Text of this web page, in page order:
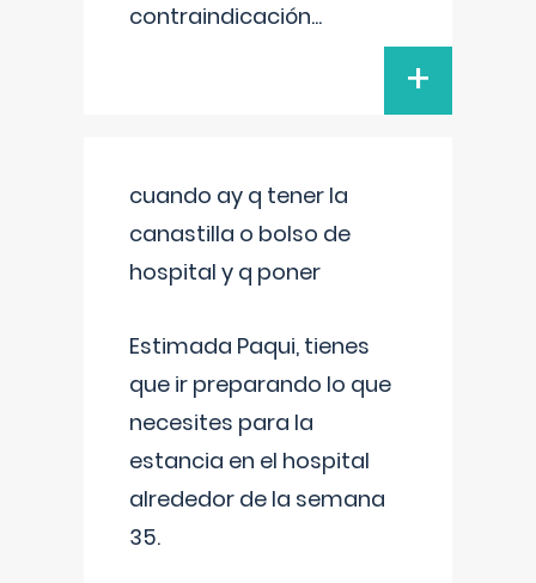
contraindicación...
+
cuando ay q tener la
canastilla o bolso de
hospital y q poner
Estimada Paqui, tienes
que ir preparando lo que
necesites para la
estancia en el hospital
alrededor de la semana
35.